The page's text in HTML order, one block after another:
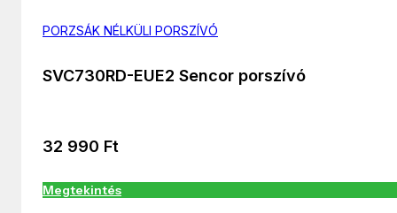
PORZSÁK NÉLKÜLI PORSZÍVÓ
SVC730RD-EUE2 Sencor porszívó
32 990 Ft
Megtekintés